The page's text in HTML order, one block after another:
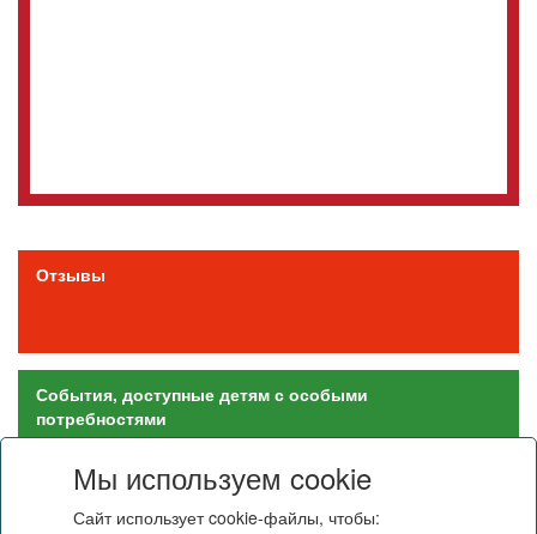
Отзывы
События, доступные детям с особыми
потребностями
Поддержать
Мы используем cookie
Сайт использует cookie-файлы, чтобы: